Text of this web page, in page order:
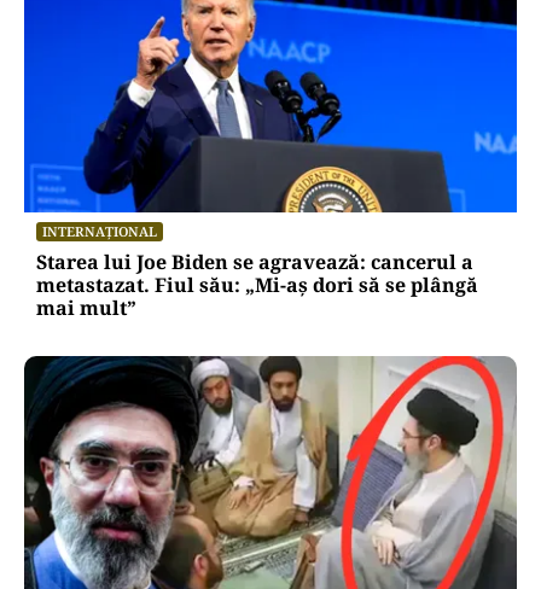
INTERNAȚIONAL
Starea lui Joe Biden se agravează: cancerul a
metastazat. Fiul său: „Mi-aș dori să se plângă
mai mult”